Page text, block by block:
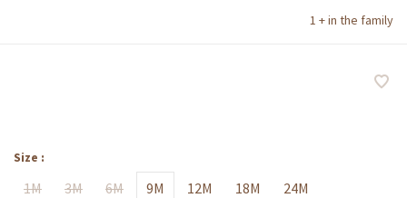
1 + in the family
Size :
1M 3M 6M 9M 12M 18M 24M